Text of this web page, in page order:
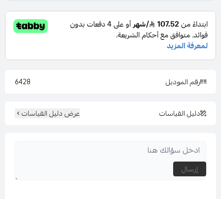
رقم الموديل 6428
دليل القياسات عرض دليل القياسات
إرسال